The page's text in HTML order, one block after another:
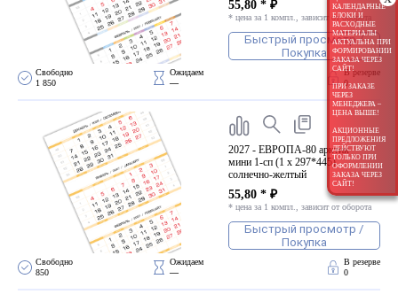
КАЛЕНДАРНЫЕ
БЛОКИ И
РАСХОДНЫЕ
МАТЕРИАЛЫ
АКТУАЛЬНА ПРИ
ФОРМИРОВАНИИ
ЗАКАЗА ЧЕРЕЗ
САЙТ!
ПРИ ЗАКАЗЕ
ЧЕРЕЗ
МЕНЕДЖЕРА –
ЦЕНА ВЫШЕ!
АКЦИОННЫЕ
ПРЕДЛОЖЕНИЯ
ДЕЙСТВУЮТ
ТОЛЬКО ПРИ
ОФОРМЛЕНИИ
ЗАКАЗА ЧЕРЕЗ
САЙТ!
55,80 * ₽
* цена за 1 компл., зависит от оборота
Быстрый просмотр /
Покупка
Свободно
1 850
Ожидаем
—
В резерве
0
2027 - ЕВРОПА-80 арктик
мини 1-сп (1 х 297*445)
солнечно-желтый
55,80 * ₽
* цена за 1 компл., зависит от оборота
Быстрый просмотр /
Покупка
Свободно
850
Ожидаем
—
В резерве
0